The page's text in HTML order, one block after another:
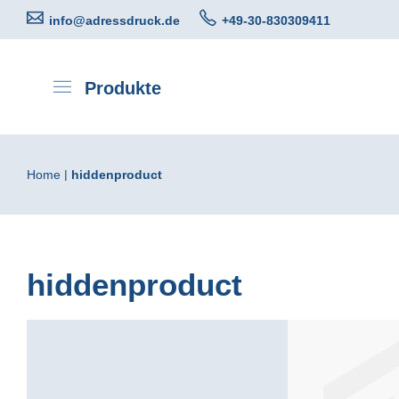
Direktinfo@adressdruck.de +49-30-830309411
Produkte
Home hiddenproduct
hiddenproduct